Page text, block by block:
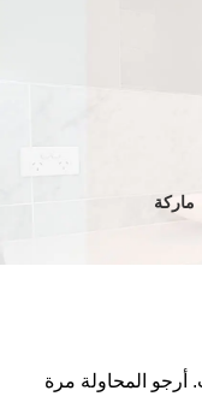
ماركة
أرجو المحاولة مرة